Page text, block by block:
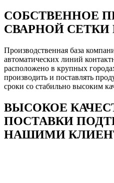
СОБСТВЕННОЕ
СВАРНОЙ
Производственная база
автоматических линий
расположено в крупных
производить и поставлять
сроки со стабильно высоким
ВЫСОКОЕ
ПОСТАВКИ
НАШИМИ